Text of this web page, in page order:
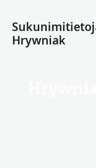
Hrywniak